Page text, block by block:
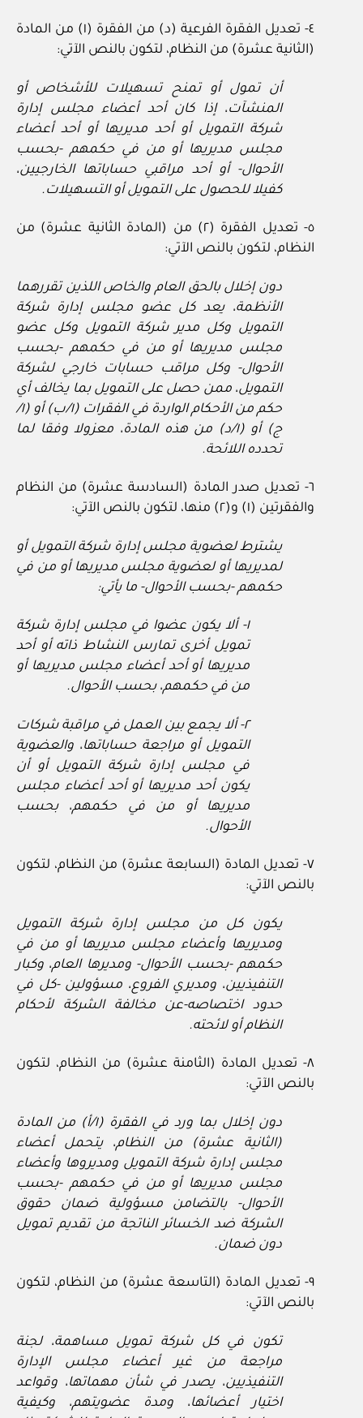
٤- تعديل الفقرة الفرعية (د) من الفقرة (١) من المادة
(الثانية عشرة) من النظام، لتكون بالنص الآتي:
أن تمول أو تمنح تسهيلات للأشخاص أو
المنشآت، إذا كان أحد أعضاء مجلس إدارة
شركة التمويل أو أحد مديريها أو أحد أعضاء
مجلس مديريها أو من في حكمهم -بحسب
الأحوال- أو أحد مراقبي حساباتها الخارجيين،
كفيلا للحصول على التمويل أو التسهيلات.
٥- تعديل الفقرة (٢) من (المادة الثانية عشرة) من
النظام، لتكون بالنص الآتي:
دون إخلال بالحق العام والخاص اللذين تقررهما
الأنظمة، يعد كل عضو مجلس إدارة شركة
التمويل وكل مدير شركة التمويل وكل عضو
مجلس مديريها أو من في حكمهم -بحسب
الأحوال- وكل مراقب حسابات خارجي لشركة
التمويل، ممن حصل على التمويل بما يخالف أي
حكم من الأحكام الواردة في الفقرات (١/ب) أو (١/
ج) أو (١/د) من هذه المادة، معزولا وفقا لما
تحدده اللائحة.
٦- تعديل صدر المادة (السادسة عشرة) من النظام
والفقرتين (١) و(٢) منها، لتكون بالنص الآتي:
يشترط لعضوية مجلس إدارة شركة التمويل أو
لمديريها أو لعضوية مجلس مديريها أو من في
حكمهم -بحسب الأحوال- ما يأتي:
١- ألا يكون عضوا في مجلس إدارة شركة
تمويل أخرى تمارس النشاط ذاته أو أحد
مديريها أو أحد أعضاء مجلس مديريها أو
من في حكمهم، بحسب الأحوال.
٢- ألا يجمع بين العمل في مراقبة شركات
التمويل أو مراجعة حساباتها، والعضوية
في مجلس إدارة شركة التمويل أو أن
يكون أحد مديريها أو أحد أعضاء مجلس
مديريها أو من في حكمهم، بحسب
الأحوال.
٧- تعديل المادة (السابعة عشرة) من النظام، لتكون
بالنص الآتي:
يكون كل من مجلس إدارة شركة التمويل
ومديريها وأعضاء مجلس مديريها أو من في
حكمهم -بحسب الأحوال- ومديرها العام، وكبار
التنفيذيين، ومديري الفروع، مسؤولين -كل في
حدود اختصاصه-عن مخالفة الشركة لأحكام
النظام أو لائحته.
٨- تعديل المادة (الثامنة عشرة) من النظام، لتكون
بالنص الآتي:
دون إخلال بما ورد في الفقرة (١/أ) من المادة
(الثانية عشرة) من النظام، يتحمل أعضاء
مجلس إدارة شركة التمويل ومديروها وأعضاء
مجلس مديريها أو من في حكمهم -بحسب
الأحوال- بالتضامن مسؤولية ضمان حقوق
الشركة ضد الخسائر الناتجة من تقديم تمويل
دون ضمان.
٩- تعديل المادة (التاسعة عشرة) من النظام، لتكون
بالنص الآتي:
تكون في كل شركة تمويل مساهمة، لجنة
مراجعة من غير أعضاء مجلس الإدارة
التنفيذيين، يصدر في شأن مهماتها، وقواعد
اختيار أعضائها، ومدة عضويتهم، وكيفية